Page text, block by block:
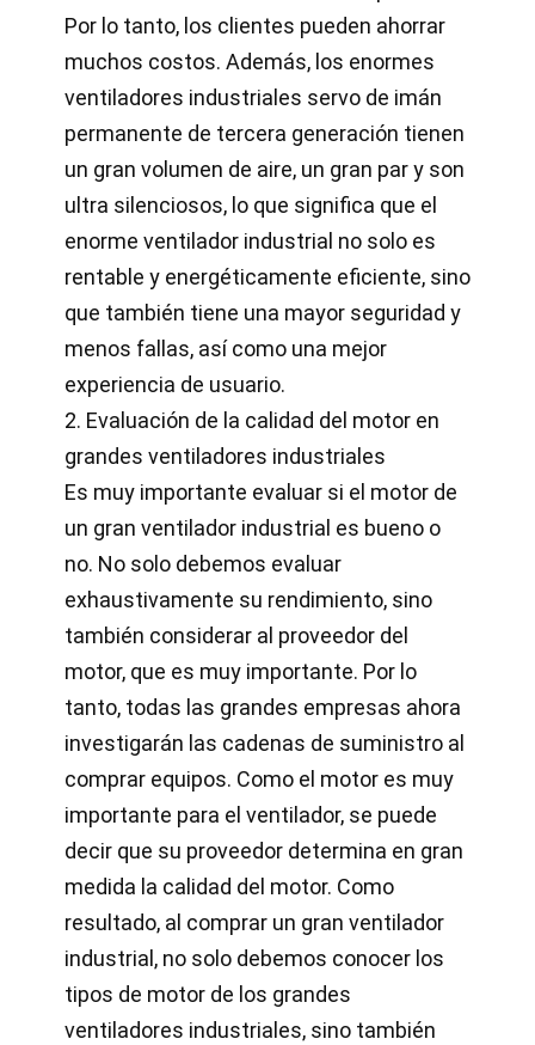
Por lo tanto, los clientes pueden ahorrar
muchos costos. Además, los enormes
ventiladores industriales servo de imán
permanente de tercera generación tienen
un gran volumen de aire, un gran par y son
ultra silenciosos, lo que significa que el
enorme ventilador industrial no solo es
rentable y energéticamente eficiente, sino
que también tiene una mayor seguridad y
menos fallas, así como una mejor
experiencia de usuario.
2. Evaluación de la calidad del motor en
grandes ventiladores industriales
Es muy importante evaluar si el motor de
un gran ventilador industrial es bueno o
no. No solo debemos evaluar
exhaustivamente su rendimiento, sino
también considerar al proveedor del
motor, que es muy importante. Por lo
tanto, todas las grandes empresas ahora
investigarán las cadenas de suministro al
comprar equipos. Como el motor es muy
importante para el ventilador, se puede
decir que su proveedor determina en gran
medida la calidad del motor. Como
resultado, al comprar un gran ventilador
industrial, no solo debemos conocer los
tipos de motor de los grandes
ventiladores industriales, sino también